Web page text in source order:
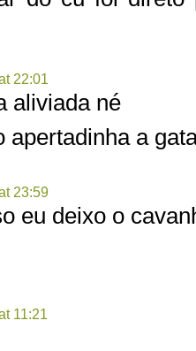
22:01
aliviada né
apertadinha a
23:59
eu deixo o
11:21